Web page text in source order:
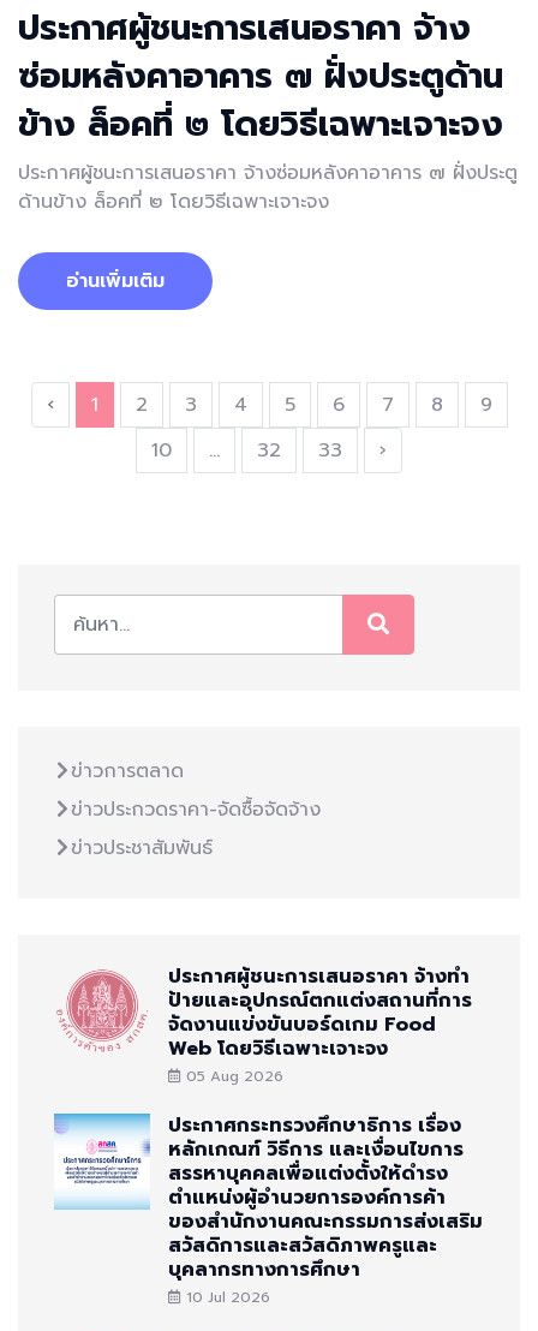
ประกาศผู้ชนะการเสนอราคา จ้าง
ซ่อมหลังคาอาคาร ๗ ฝั่งประตูด้าน
ข้าง ล็อคที่ ๒ โดยวิธีเฉพาะเจาะจง
ประกาศผู้ชนะการเสนอราคา จ้างซ่อมหลังคาอาคาร ๗ ฝั่งประตู
ด้านข้าง ล็อคที่ ๒ โดยวิธีเฉพาะเจาะจง
อ่านเพิ่มเติม
‹ 1 2 3 4 5 6 7 8
9
10
... 32 33 ›
ข่าวการตลาด
ข่าวประกวดราคา-จัดซื้อจัดจ้าง
ข่าวประชาสัมพันธ์
ประกาศผู้ชนะการเสนอราคา จ้างทำ
ป้ายและอุปกรณ์ตกแต่งสถานที่การ
จัดงานแข่งขันบอร์ดเกม Food
Web โดยวิธีเฉพาะเจาะจง
05 Aug 2026
ประกาศกระทรวงศึกษาธิการ เรื่อง
หลักเกณฑ์ วิธีการ และเงื่อนไขการ
สรรหาบุคคลเพื่อแต่งตั้งให้ดำรง
ตำแหน่งผู้อำนวยการองค์การค้า
ของสำนักงานคณะกรรมการส่งเสริม
สวัสดิการและสวัสดิภาพครูและ
บุคลากรทางการศึกษา
10 Jul 2026